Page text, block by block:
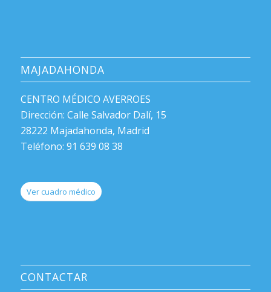
MAJADAHONDA
CENTRO MÉDICO AVERROES
Dirección: Calle Salvador Dalí, 15
28222 Majadahonda, Madrid
Teléfono: 91 639 08 38
Ver cuadro médico
CONTACTAR